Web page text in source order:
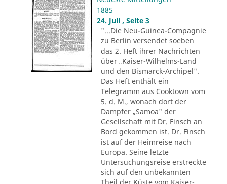
1885
24. Juli , Seite 3
"...Die Neu-Guinea-Compagnie
zu Berlin versendet soeben
das 2. Heft ihrer Nachrichten
über „Kaiser-Wilhelms-Land
und den Bismarck-Archipel".
Das Heft enthält ein
Telegramm aus Cooktown vom
5. d. M., wonach dort der
Dampfer „Samoa" der
Gesellschaft mit Dr. Finsch an
Bord gekommen ist. Dr. Finsch
ist auf der Heimreise nach
Europa. Seine letzte
Untersuchungsreise erstreckte
sich auf den unbekannten